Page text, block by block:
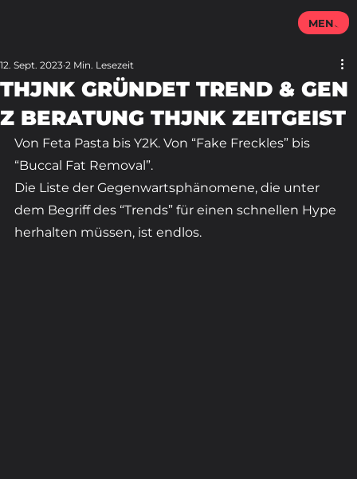
THJNK GRÜNDET TREND & GEN
Z BERATUNG THJNK ZEITGEIST
12. Sept. 2023 2 Min. Lesezeit
Von Feta Pasta bis Y2K. Von “Fake Freckles” bis
“Buccal Fat Removal”.
Die Liste der Gegenwartsphänomene, die unter
dem Begriff des “Trends” für einen schnellen Hype
herhalten müssen, ist endlos.
MENU